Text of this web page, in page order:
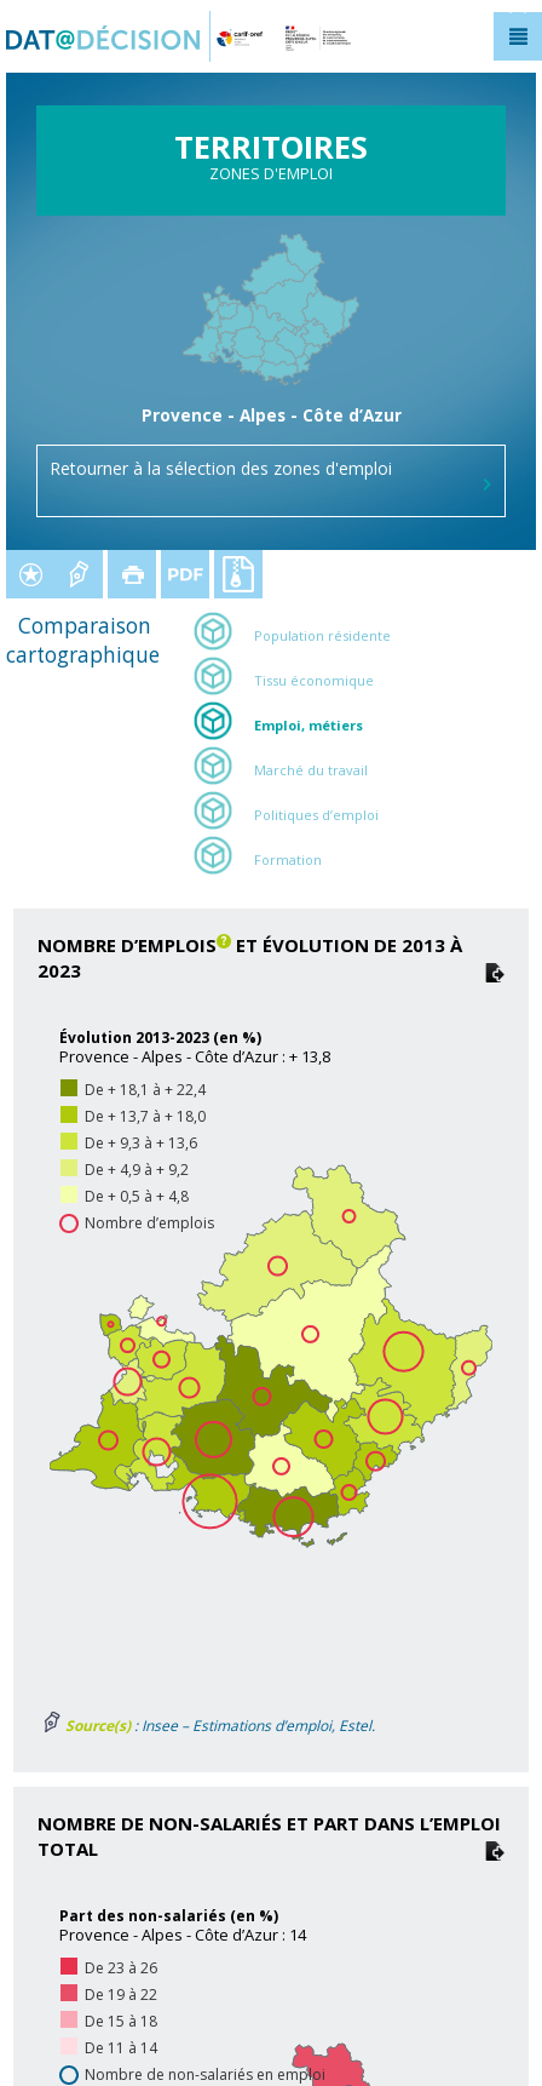
TERRITOIRES
ZONES D'EMPLOI
Provence - Alpes - Côte d’Azur
Retourner à la sélection des zones d'emploi
Comparaison
cartographique
Population résidente
Tissu économique
Emploi, métiers
Marché du travail
Politiques d’emploi
Formation
NOMBRE D’EMPLOIS
ET ÉVOLUTION DE 2013 À
2023
De + 18,1 à + 22,4
De + 13,7 à + 18,0
De + 9,3 à + 13,6
De + 4,9 à + 9,2
De + 0,5 à + 4,8
Nombre d’emplois
Évolution 2013-2023 (en %)
Provence - Alpes - Côte d’Azur : + 13,8
Source(s): Insee – Estimations d’emploi, Estel.
NOMBRE DE NON-SALARIÉS ET PART DANS L’EMPLOI
TOTAL
De 23 à 26
De 19 à 22
De 15 à 18
De 11 à 14
Nombre de non-salariés en emploi
Part des non-salariés (en %)
Provence - Alpes - Côte d’Azur : 14
Panneau de gestion des cookies